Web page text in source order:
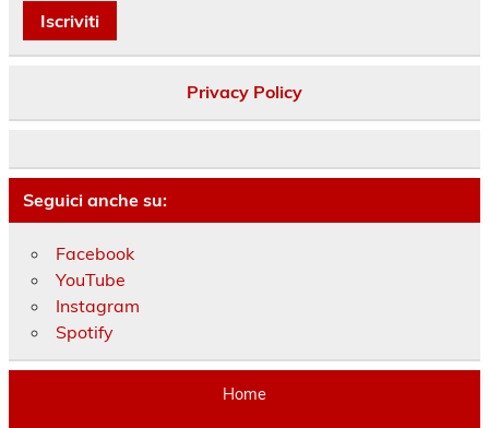
Privacy Policy
Seguici anche su:
Facebook
YouTube
Instagram
Spotify
Home